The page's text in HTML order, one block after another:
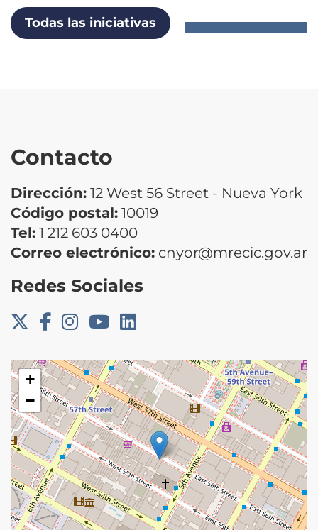
Todas las iniciativas
Contacto
Dirección: 12 West 56 Street - Nueva York
Código postal: 10019
Tel: 1 212 603 0400
Correo electrónico: cnyor@mrecic.gov.ar
Redes Sociales
+
−